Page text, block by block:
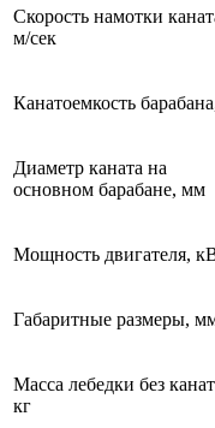
Скорость намотки
м/сек
Канатоемкость
Диаметр каната на
основном барабане, мм
Мощность двигателя,
Габаритные размеры,
Масса лебедки без
кг